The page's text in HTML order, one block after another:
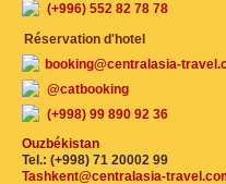
(+996) 552 82 78 78
Réservation d'hotel
booking@centralasia-
@catbooking
(+998) 99 890 92 36
Ouzbékistan
Tel.: (+998) 71 20002 99
Tashkent@centralasia-